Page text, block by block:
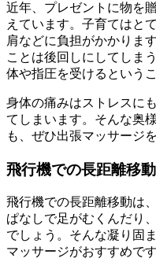
近年、プレゼントに物を
えています。子育てはと
肩などに負担がかかりま
ことは後回しにしてしま
体や指圧を受けるという
身体の痛みはストレスに
てしまいます。そんな奥
も、ぜひ出張マッサージ
飛行機での長距離移
飛行機での長距離移動は
ぱなしで足がむくんだり
でしょう。そんな凝り固
マッサージがおすすめです